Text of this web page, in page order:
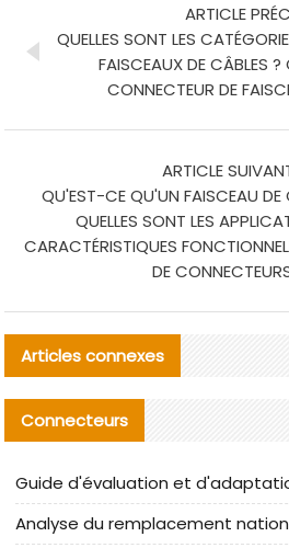
ARTICLE
QUELLES SONT LES
FAISCEAUX DE CÂBLES
CONNECTEUR DE
ARTICLE
QU'EST-CE QU'UN FAISCEAU DE
QUELLES SONT LES
CARACTÉRISTIQUES
DE
Articles connexes
Connecteurs